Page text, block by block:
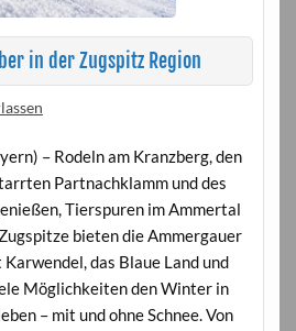
in der Zugspitz Region
– Rodeln am Kranzberg, den
Partnachklamm und des
Tierspuren im Ammertal
bieten die Ammergauer
das Blaue Land und
Möglichkeiten den Winter in
– mit und ohne Schnee. Von